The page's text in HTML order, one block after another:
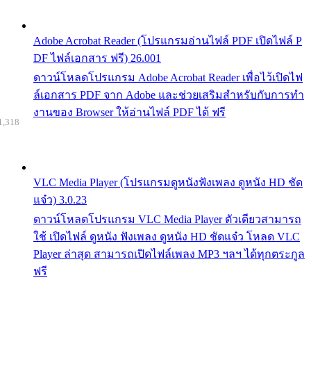
Adobe Acrobat Reader (โปรแกรมอ่านไฟล์ PDF เปิดไฟล์ P
DF ไฟล์เอกสาร ฟรี) 26.001
ดาวน์โหลดโปรแกรม Adobe Acrobat Reader เพื่อไว้เปิดไฟ
ล์เอกสาร PDF จาก Adobe และช่วยเสริมสำหรับกับการทำ
งานของ Browser ให้อ่านไฟล์ PDF ได้ ฟรี
VLC Media Player (โปรแกรมดูหนังฟังเพลง ดูหนัง HD ชัด
แจ๋ว) 3.0.23
ดาวน์โหลดโปรแกรม VLC Media Player ตัวเดียวสามารถ
ใช้ เปิดไฟล์ ดูหนัง ฟังเพลง ดูหนัง HD ชัดแจ๋ว โหลด VLC
Player ล่าสุด สามารถเปิดไฟล์เพลง MP3 ฯลฯ ได้ทุกตระกูล
ฟรี